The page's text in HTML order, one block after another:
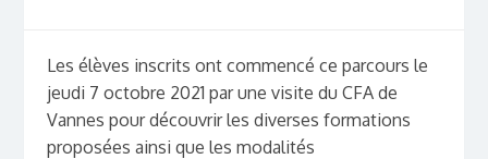
Les élèves inscrits ont commencé ce parcours le
jeudi 7 octobre 2021 par une visite du CFA de
Vannes pour découvrir les diverses formations
proposées ainsi que les modalités